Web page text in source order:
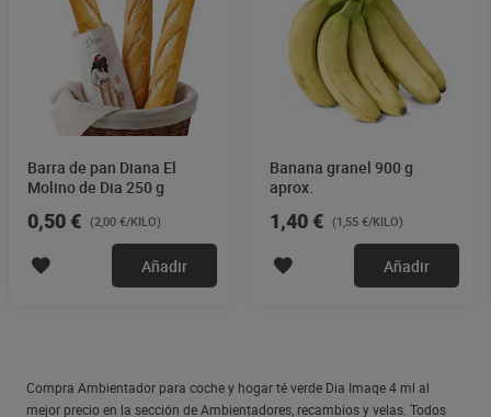
Barra de pan Diana El
Molino de Dia 250 g
0,50 € (2,00 €/KILO)
Añadir
Banana granel 900 g
aprox.
1,40 € (1,55 €/KILO)
Añadir
Compra Ambientador para coche y hogar té verde Dia Imaqe 4 ml al
mejor precio en la sección de Ambientadores, recambios y velas. Todos